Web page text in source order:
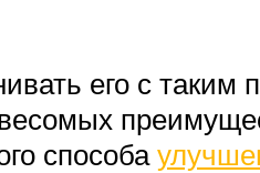
его с
способа